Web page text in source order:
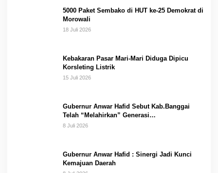
5000 Paket Sembako di HUT ke-25 Demokrat di
Morowali
18 Juli 2026
Kebakaran Pasar Mari-Mari Diduga Dipicu
Korsleting Listrik
15 Juli 2026
Gubernur Anwar Hafid Sebut Kab.Banggai
Telah “Melahirkan” Generasi…
8 Juli 2026
Gubernur Anwar Hafid : Sinergi Jadi Kunci
Kemajuan Daerah